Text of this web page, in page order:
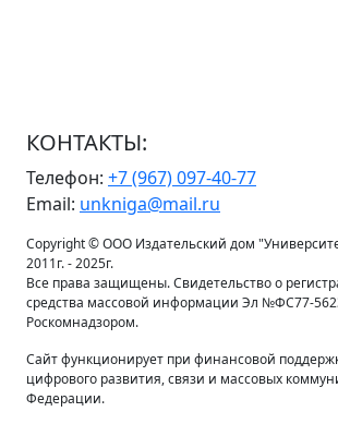
КОНТАКТЫ:
Телефон: +7 (967) 097-40-77
Email: unkniga@mail.ru
Copyright © ООО Издательский дом
2011г. - 2025г.
Все права защищены. Свидетельство о
средства массовой информации Эл №ФС77-
Роскомнадзором.
Сайт функционирует при финансовой
цифрового развития, связи и массовых
Федерации.